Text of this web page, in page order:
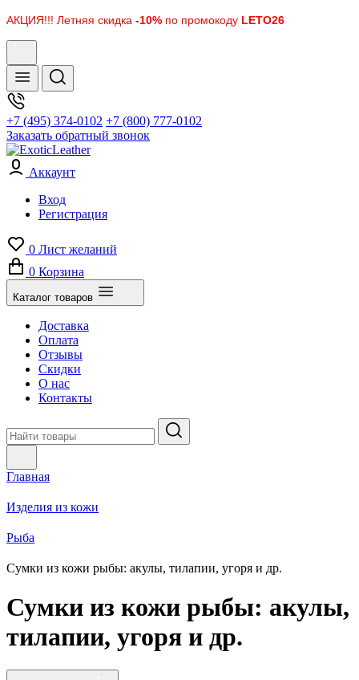
АКЦИЯ!!! Летняя скидка -10% по промокоду LETO26
+7 (495) 374-0102 +7 (800) 777-0102
Заказать обратный звонок
Аккаунт
Вход
Регистрация
0 Лист желаний
0 Корзина
Каталог товаров
Доставка
Оплата
Отзывы
Скидки
О нас
Контакты
Главная
Изделия из кожи
Рыба
Сумки из кожи рыбы: акулы, тилапии, угоря и др.
Сумки из кожи рыбы: акулы,
тилапии, угоря и др.